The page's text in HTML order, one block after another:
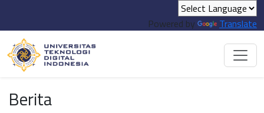
Powered by Translate
Berita